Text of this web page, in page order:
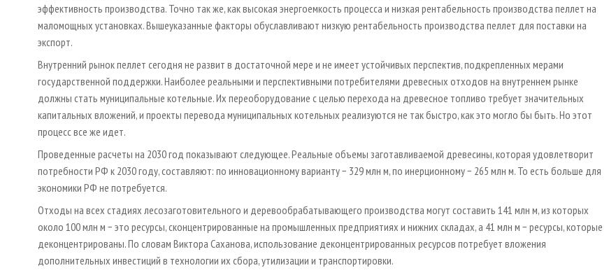
эффективность производства. Точно так же, как высокая энергоемкость процесса и низкая рентабельность производства пеллет на
маломощных установках. Вышеуказанные факторы обуславливают низкую рентабельность производства пеллет для поставки на
экспорт.
Внутренний рынок пеллет сегодня не развит в достаточной мере и не имеет устойчивых перспектив, подкрепленных мерами
государственной поддержки. Наиболее реальными и перспективными потребителями древесных отходов на внутреннем рынке
должны стать муниципальные котельные. Их переоборудование с целью перехода на древесное топливо требует значительных
капитальных вложений, и проекты перевода муниципальных котельных реализуются не так быстро, как это могло бы быть. Но этот
процесс все же идет.
Проведенные расчеты на 2030 год показывают следующее. Реальные объемы заготавливаемой древесины, которая удовлетворит
потребности РФ к 2030 году, составляют: по инновационному варианту − 329 млн м, по инерционному − 265 млн м. То есть больше для
экономики РФ не потребуется.
Отходы на всех стадиях лесозаготовительного и деревообрабатывающего производства могут составить 141 млн м, из которых
около 100 млн м − это ресурсы, сконцентрированные на промышленных предприятиях и нижних складах, а 41 млн м − ресурсы, которые
деконцентрированы. По словам Виктора Саханова, использование деконцентрированных ресурсов потребует вложения
дополнительных инвестиций в технологии их сбора, утилизации и транспортировки.